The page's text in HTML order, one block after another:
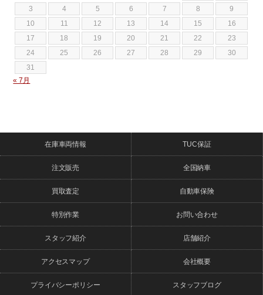
3
4 5 6 7 8
9
10
11 12 13 14 15
16
17
18 19 20 21 22
23
24
25 26 27 28 29
30
31
« 7月
在庫車両情報 TUC保証
注文販売 全国納車
買取査定 自動車保険
特別作業 お問い合わせ
スタッフ紹介 店舗紹介
アクセスマップ 会社概要
プライバシーポリシー スタッフブログ